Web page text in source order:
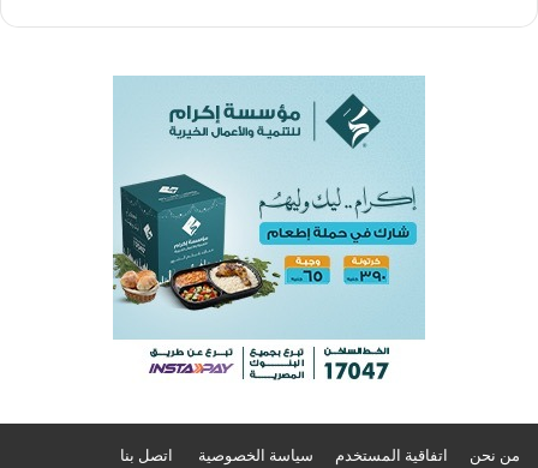
من نحن اتفاقية المستخدم سياسة الخصوصية اتصل بنا